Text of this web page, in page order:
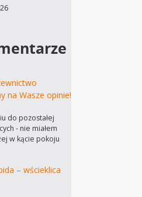
na Wasze opinie!
do pozostałej
- nie miałem
w kącie pokoju
– wścieklica